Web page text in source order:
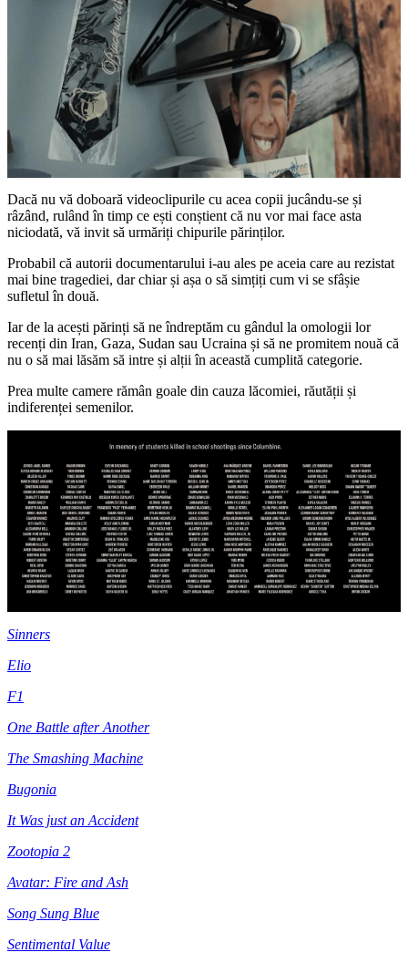
Dacă nu vă doboară videoclipurile cu acea copii jucându-se și
râzând, rulând în timp ce ești conștient că nu vor mai face asta
niciodată, vă invit să urmăriți chipurile părinților.
Probabil că autorii documentarului i-au ales pe aceia care au rezistat
mai bine tragediei, dar chiar și așa o să simțiți cum vi se sfâșie
sufletul în două.
Iar de la acești părinți să ne îndreptăm cu gândul la omologii lor
recenți din Iran, Gaza, Sudan sau Ucraina și să ne promitem nouă că
nu o să mai lăsăm să intre și alții în această cumplită categorie.
Prea multe camere rămân goale din cauza lăcomiei, răutății și
indiferenței semenilor.
Sinners
Elio
F1
One Battle after Another
The Smashing Machine
Bugonia
It Was just an Accident
Zootopia 2
Avatar: Fire and Ash
Song Sung Blue
Sentimental Value